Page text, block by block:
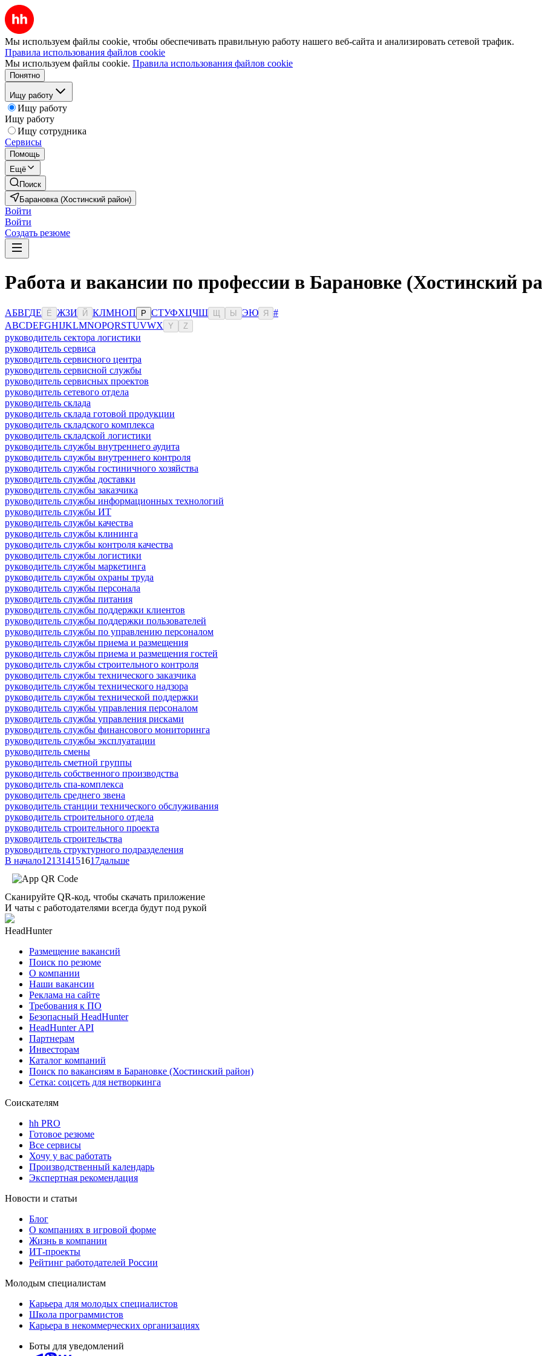
Мы используем файлы cookie, чтобы обеспечивать правильную работу нашего веб-сайта и анализировать сетевой трафик.
Правила использования файлов cookie
Мы используем файлы cookie. Правила использования файлов cookie
Понятно
Ищу работу
Ищу работу
Ищу работу
Ищу сотрудника
Сервисы
Помощь
Ещё
Поиск
Барановка (Хостинский район)
Войти
Войти
Создать резюме
Работа и вакансии по профессии в Барановке (Хостинский
АБВГДЕ Ё ЖЗИ Й КЛМНОП Р СТУФХЦЧШ Ы ЭЮ Я
#
ABCDEFGHIJKLMNOPQRSTUVWX Y Z
руководитель сектора логистики
руководитель сервиса
руководитель сервисного центра
руководитель сервисной службы
руководитель сервисных проектов
руководитель сетевого отдела
руководитель склада
руководитель склада готовой продукции
руководитель складского комплекса
руководитель складской логистики
руководитель службы внутреннего аудита
руководитель службы внутреннего контроля
руководитель службы гостиничного хозяйства
руководитель службы доставки
руководитель службы заказчика
руководитель службы информационных технологий
руководитель службы ИТ
руководитель службы качества
руководитель службы клининга
руководитель службы контроля качества
руководитель службы логистики
руководитель службы маркетинга
руководитель службы охраны труда
руководитель службы персонала
руководитель службы питания
руководитель службы поддержки клиентов
руководитель службы поддержки пользователей
руководитель службы по управлению персоналом
руководитель службы приема и размещения
руководитель службы приема и размещения гостей
руководитель службы строительного контроля
руководитель службы технического заказчика
руководитель службы технического надзора
руководитель службы технической поддержки
руководитель службы управления персоналом
руководитель службы управления рисками
руководитель службы финансового мониторинга
руководитель службы эксплуатации
руководитель смены
руководитель сметной группы
руководитель собственного производства
руководитель спа-комплекса
руководитель среднего звена
руководитель станции технического обслуживания
руководитель строительного отдела
руководитель строительного проекта
руководитель строительства
руководитель структурного подразделения
В начало121314151617дальше
Сканируйте QR-код, чтобы скачать приложение
И чаты с работодателями всегда будут под рукой
HeadHunter
Размещение вакансий
Поиск по резюме
О компании
Наши вакансии
Реклама на сайте
Требования к ПО
Безопасный HeadHunter
HeadHunter API
Партнерам
Инвесторам
Каталог компаний
Поиск по вакансиям в Барановке (Хостинский район)
Сетка: соцсеть для нетворкинга
Соискателям
hh PRO
Готовое резюме
Все сервисы
Хочу у вас работать
Производственный календарь
Экспертная рекомендация
Новости и статьи
Блог
О компаниях в игровой форме
Жизнь в компании
ИТ-проекты
Рейтинг работодателей России
Молодым специалистам
Карьера для молодых специалистов
Школа программистов
Карьера в некоммерческих организациях
Боты для уведомлений